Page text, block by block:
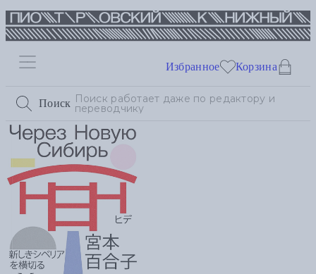
Поиск
Избранное Корзина